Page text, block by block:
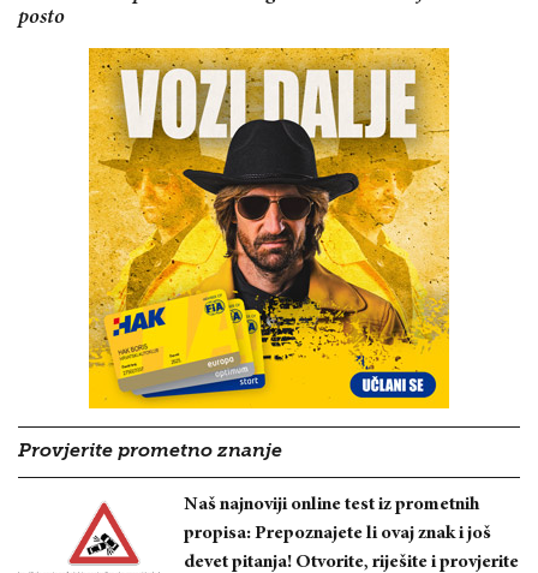
posto
Provjerite prometno znanje
Naš najnoviji online test iz prometnih
propisa: Prepoznajete li ovaj znak i još
devet pitanja! Otvorite, riješite i provjerite